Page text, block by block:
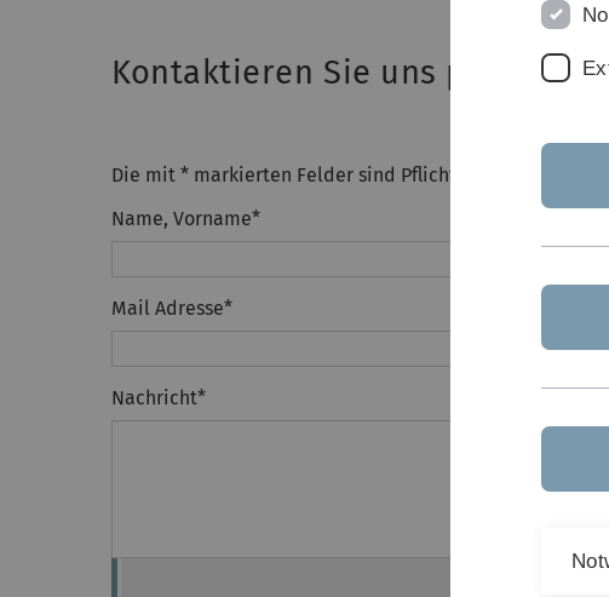
Kontaktieren Sie uns per Mail
Die mit * markierten Felder sind Pflichtfelder.
Name, Vorname*
Mail Adresse*
Nachricht*